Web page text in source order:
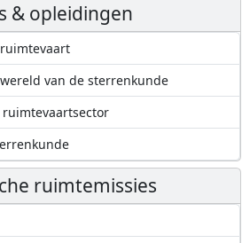
& opleidingen
van de sterrenkunde
ruimtemissies